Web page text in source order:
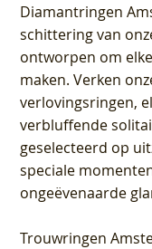
Diamantringen
schittering van
ontworpen om
maken. Verken
verlovingsringen,
verbluffende
geselecteerd op
speciale
ongeëvenaarde
Trouwringen